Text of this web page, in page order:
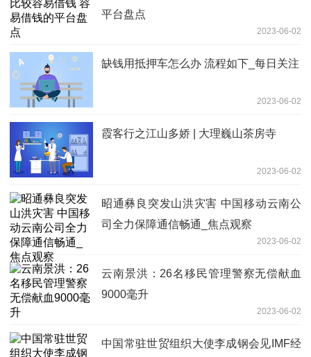
平台盘点
2023-06-02
缺钱用抵押车怎么办 流程如下_每日关注
2023-06-02
霞客行之江山多娇 | 大理巍山茶房寺
2023-06-02
昭通彝良突发山洪灾害 中国移动云南公
司全力保障通信畅通_焦点观察
2023-06-02
云南景洪：26名移民管理警察无偿献血
9000毫升
2023-06-02
中国常驻世贸组织大使李成钢会见IMF经